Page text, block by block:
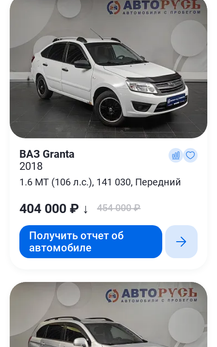
ВАЗ Granta
2018
1.6 MT (106 л.с.), 141 030, Передний
404 000 ₽ ↓ 454 000 ₽
Получить отчет об
автомобиле